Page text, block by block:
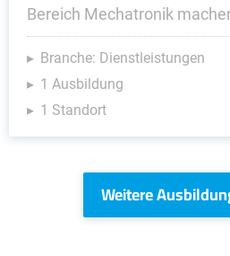
Bereich Mechatronik
Branche: Dienstleistungen
1 Ausbildung
1 Standort
Weitere